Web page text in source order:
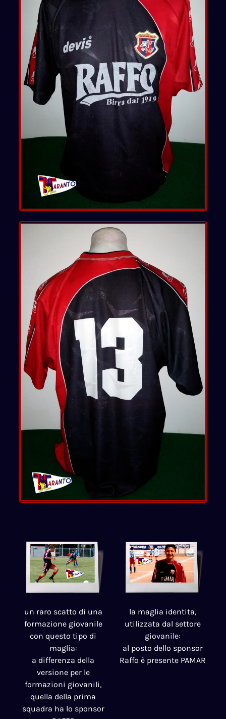
un raro scatto di una
formazione giovanile
con questo tipo di
maglia:
a differenza della
versione per le
formazioni giovanili,
quella della prima
squadra ha lo sponsor
la maglia identita,
utilizzata dal settore
giovanile:
al posto dello sponsor
Raffo è presente PAMAR